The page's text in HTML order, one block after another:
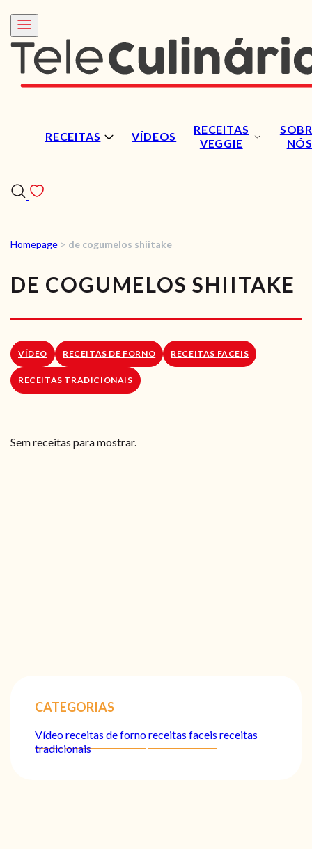
RECEITAS VÍDEOS
RECEITAS
VEGGIE
NÓS
RECEITAS
VÍDEOS
RECEITAS VEGGIE
SOBRE NÓS
LOJA ONLINE
Homepage > de cogumelos shiitake
DE COGUMELOS SHIITAKE
VÍDEO RECEITAS DE FORNO RECEITAS FACEIS
RECEITAS TRADICIONAIS
Sem receitas para mostrar.
CATEGORIAS
Vídeoreceitas de fornoreceitas faceis receitas
tradicionais